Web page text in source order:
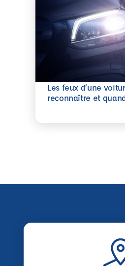
Les feux d’une
reconnaître et
En savoir plus